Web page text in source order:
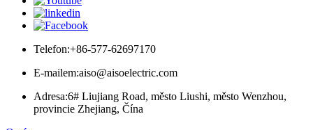
Telefon:+86-577-62697170
E-mailem:aiso@aisoelectric.com
Adresa:6# Liujiang Road, město Liushi, město Wenzhou,
provincie Zhejiang, Čína